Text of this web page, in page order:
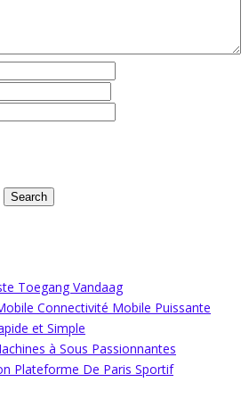
Search
Toegang Vandaag
Connectivité Mobile Puissante
et Simple
à Sous Passionnantes
Plateforme De Paris Sportif